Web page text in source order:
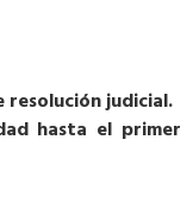
judicial.
hasta el primer